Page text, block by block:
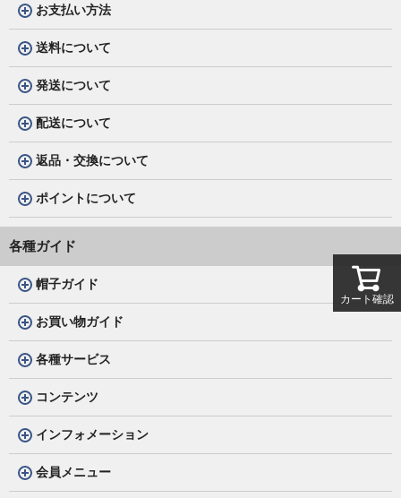
お支払い方法
送料について
発送について
配送について
返品・交換について
ポイントについて
各種ガイド
帽子ガイド
お買い物ガイド
各種サービス
コンテンツ
インフォメーション
会員メニュー
カート確認